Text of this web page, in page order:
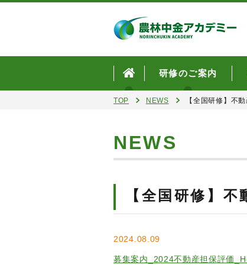
研修のご案内
TOP NEWS 【全国研修】不
NEWS
【全国研修】
2024.08.09
募集案内_2024不動産担保評価